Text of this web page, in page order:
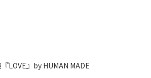
LOVE』by HUMAN MADE